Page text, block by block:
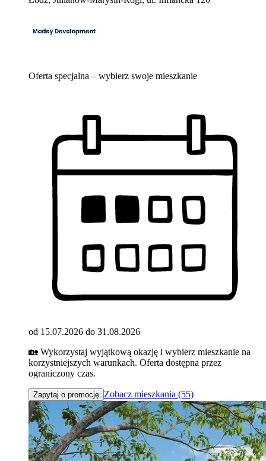
Oferta specjalna – wybierz swoje mieszkanie
od 15.07.2026 do 31.08.2026
🏡 Wykorzystaj wyjątkową okazję i wybierz mieszkanie na
korzystniejszych warunkach. Oferta dostępna przez
ograniczony czas.
Zapytaj o promocję Zobacz mieszkania (55)